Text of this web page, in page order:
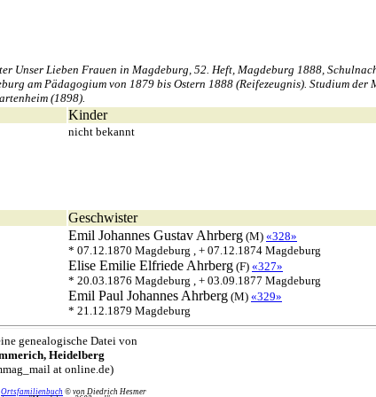
Unser Lieben Frauen in Magdeburg, 52. Heft, Magdeburg 1888,
am Pädagogium von 1879 bis Ostern 1888 (Reifezeugnis). Studium der
(1898).
Kinder
nicht bekannt
Geschwister
Emil Johannes Gustav Ahrberg (M) «328»
* 07.12.1870 Magdeburg , + 07.12.1874 Magdeburg
Elise Emilie Elfriede Ahrberg (F) «327»
* 20.03.1876 Magdeburg , + 03.09.1877 Magdeburg
Emil Paul Johannes Ahrberg (M) «329»
* 21.12.1879 Magdeburg
genealogische Datei von
Heidelberg
at online.de)
Ortsfamilienbuch © von Diedrich Hesmer